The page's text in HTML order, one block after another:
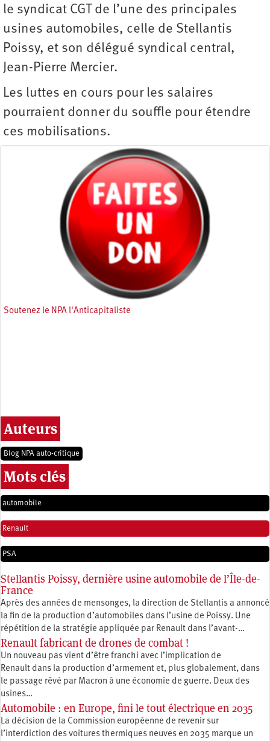
le syndicat CGT de l’une des principales
usines automobiles, celle de Stellantis
Poissy, et son délégué syndical central,
Jean-Pierre Mercier.
Les luttes en cours pour les salaires
pourraient donner du souffle pour étendre
ces mobilisations.
Soutenez le NPA l'Anticapitaliste
Auteurs
Blog NPA auto-critique
Mots clés
automobile
Renault
PSA
Stellantis Poissy, dernière usine automobile de l’Île-de-
France
Après des années de mensonges, la direction de Stellantis a annoncé
la fin de la production d’automobiles dans l’usine de Poissy. Une
répétition de la stratégie appliquée par Renault dans l’avant-…
Renault fabricant de drones de combat !
Un nouveau pas vient d’être franchi avec l’implication de
Renault dans la production d’armement et, plus globalement, dans
le passage rêvé par Macron à une économie de guerre. Deux des
usines…
Automobile : en Europe, fini le tout électrique en 2035
La décision de la Commission européenne de revenir sur
l’interdiction des voitures thermiques neuves en 2035 marque un